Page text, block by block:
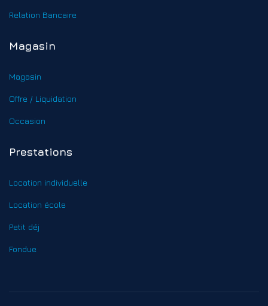
Relation Bancaire
Magasin
Magasin
Offre / Liquidation
Occasion
Prestations
Location individuelle
Location école
Petit déj
Fondue